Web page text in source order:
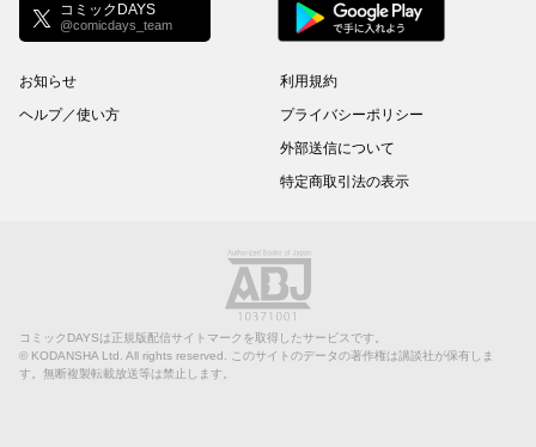
コミックDAYS
@comicdays_team
お知らせ
ヘルプ／使い方
利用規約
プライバシーポリシー
外部送信について
特定商取引法の表示
コミックDAYSは正規版配信サイトマークを取得したサービスです。
© KODANSHA Ltd. All rights reserved. このサイトのデータの著作権は講談社が保有しま
す。無断複製転載放送等は禁止します。